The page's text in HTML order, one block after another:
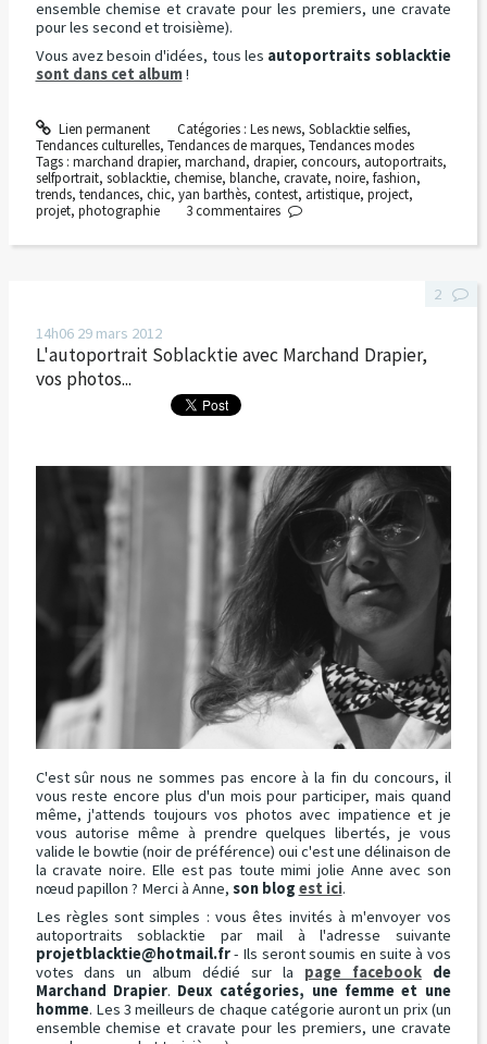
ensemble chemise et cravate pour les premiers, une cravate
pour les second et troisième).
Vous avez besoin d'idées, tous les autoportraits soblacktie
sont dans cet album!
Lien permanent Catégories : Les news, Soblacktie selfies,
Tendances culturelles, Tendances de marques, Tendances modes
Tags : marchand drapier, marchand, drapier, concours, autoportraits,
selfportrait, soblacktie, chemise, blanche, cravate, noire, fashion,
trends, tendances, chic, yan barthès, contest, artistique, project,
projet, photographie 3commentaires
14h06 29 mars 2012
L'autoportrait Soblacktie avec Marchand Drapier,
vos photos...
C'est sûr nous ne sommes pas encore à la fin du concours, il
vous reste encore plus d'un mois pour participer, mais quand
même, j'attends toujours vos photos avec impatience et je
vous autorise même à prendre quelques libertés, je vous
valide le bowtie (noir de préférence) oui c'est une délinaison de
la cravate noire. Elle est pas toute mimi jolie Anne avec son
nœud papillon ? Merci à Anne, son blog est ici.
Les règles sont simples : vous êtes invités à m'envoyer vos
autoportraits soblacktie par mail à l'adresse suivante
projetblacktie@hotmail.fr- Ils seront soumis en suite à vos
votes dans un album dédié sur la page facebookde
Marchand Drapier. Deux catégories, une femme et une
homme. Les 3 meilleurs de chaque catégorie auront un prix (un
ensemble chemise et cravate pour les premiers, une cravate
2